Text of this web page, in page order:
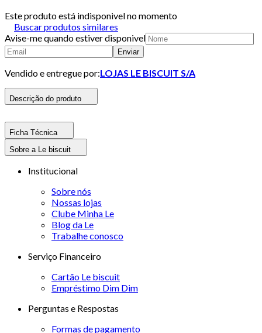
Este produto está indisponivel no momento
Buscar produtos similares
Avise-me quando estiver disponivel
Enviar
Vendido e entregue por:LOJAS LE BISCUIT S/A
Descrição do produto
Ficha Técnica
Sobre a Le biscuit
Institucional
Sobre nós
Nossas lojas
Clube Minha Le
Blog da Le
Trabalhe conosco
Serviço Financeiro
Cartão Le biscuit
Empréstimo Dim Dim
Perguntas e Respostas
Formas de pagamento